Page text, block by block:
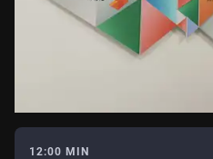
12:00 MIN